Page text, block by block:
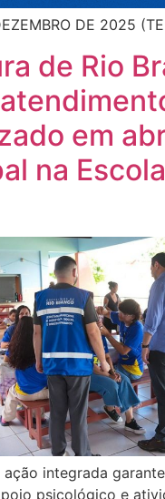
DE 2025
de Rio
em
na
ação integrada
psicológico e